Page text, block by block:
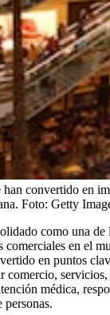
convertido en
Foto: Getty
como una de
comerciales en el
en puntos
comercio, servicios,
médica,
personas.